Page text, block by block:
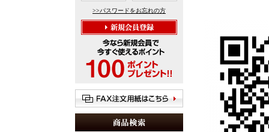
>>パスワードをお忘れの方